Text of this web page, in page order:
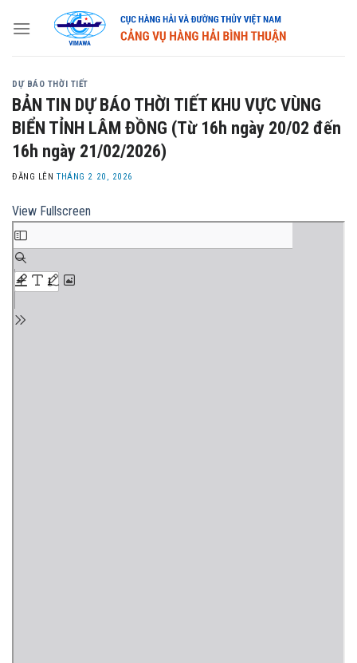
DỰ BÁO THỜI TIẾT
BẢN TIN DỰ BÁO THỜI TIẾT KHU VỰC VÙNG
BIỂN TỈNH LÂM ĐỒNG (Từ 16h ngày 20/02 đến
16h ngày 21/02/2026)
ĐĂNG LÊNTHÁNG 2 20, 2026
View Fullscreen